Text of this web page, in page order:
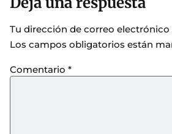
Tu dirección de correo electrónico
Los campos obligatorios están
Comentario *